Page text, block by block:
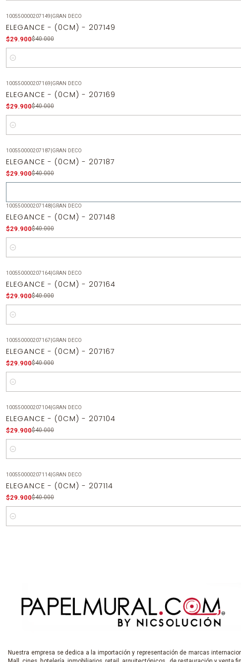
100550000207149|GRAN DECO
ELEGANCE - (0CM) - 207149
$29.900$40.000
Cantidad
100550000207169|GRAN DECO
ELEGANCE - (0CM) - 207169
$29.900$40.000
Cantidad
Agotado
100550000207187|GRAN DECO
ELEGANCE - (0CM) - 207187
$29.900$40.000
100550000207148|GRAN DECO
ELEGANCE - (0CM) - 207148
$29.900$40.000
Cantidad
100550000207164|GRAN DECO
ELEGANCE - (0CM) - 207164
$29.900$40.000
Cantidad
100550000207167|GRAN DECO
ELEGANCE - (0CM) - 207167
$29.900$40.000
Cantidad
100550000207104|GRAN DECO
ELEGANCE - (0CM) - 207104
$29.900$40.000
Cantidad
100550000207114|GRAN DECO
ELEGANCE - (0CM) - 207114
$29.900$40.000
Cantidad
Nuestra empresa se dedica a la importación y representación de marcas